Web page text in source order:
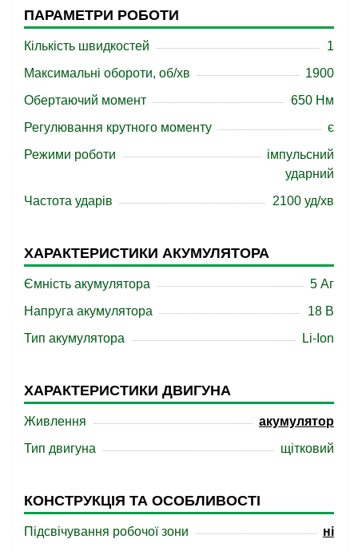
ПАРАМЕТРИ РОБОТИ
Кількість швидкостей
1
Максимальні обороти, об/хв
1900
Обертаючий момент
650 Нм
Регулювання крутного моменту
є
Режими роботи
імпульсний
ударний
Частота ударів
2100 уд/хв
ХАРАКТЕРИСТИКИ АКУМУЛЯТОРА
Ємність акумулятора
5 Аг
Напруга акумулятора
18 B
Тип акумулятора
Li-Ion
ХАРАКТЕРИСТИКИ ДВИГУНА
Живлення
акумулятор
Тип двигуна
щітковий
КОНСТРУКЦІЯ ТА ОСОБЛИВОСТІ
Підсвічування робочої зони
ні